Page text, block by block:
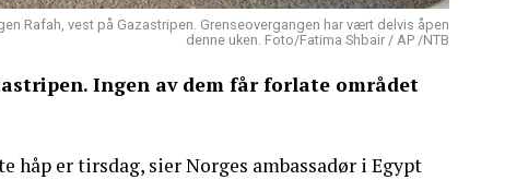
Rafah, vest på Gazastripen. Grenseovergangen har vært delvis åpen
denne uken. Foto/Fatima Shbair / AP /NTB
Ingen av dem får forlate området
håp er tirsdag, sier Norges ambassadør i Egypt